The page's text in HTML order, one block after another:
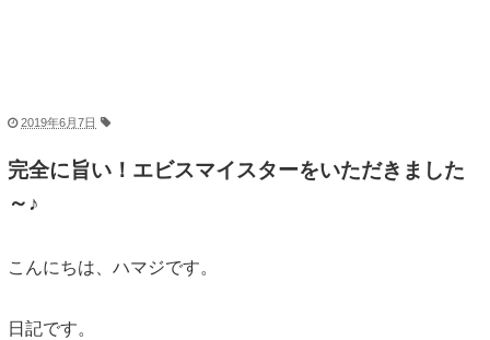
2019年6月7日
完全に旨い！エビスマイスターをいただきました
～♪
こんにちは、ハマジです。
日記です。